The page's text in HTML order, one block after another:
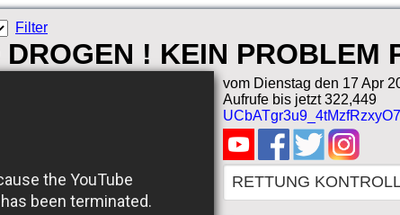
Filter
! KEIN PROBLEM
vom Dienstag den 17 Apr
Aufrufe bis jetzt 322,449